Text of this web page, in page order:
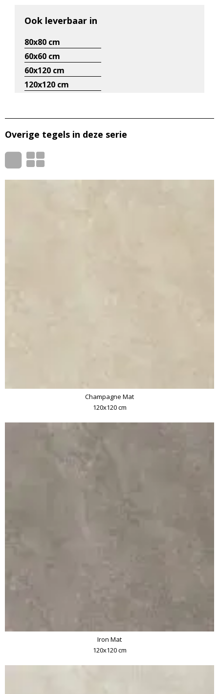
Ook leverbaar in
80x80 cm
60x60 cm
60x120 cm
120x120 cm
Overige tegels in deze serie
Champagne Mat
120x120 cm
Iron Mat
120x120 cm